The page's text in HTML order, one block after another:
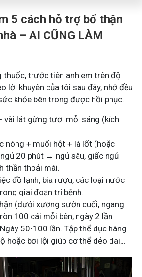
5 cách hỗ trợ bổ thận
– AI CŨNG LÀM
thuốc, trước tiên anh em trên độ
lời khuyên của tôi sau đây, nhớ đều
khỏe bên trong được hồi phục.
vài lát gừng tươi mỗi sáng (kích
nóng + muối hột + lá lốt (hoặc
20 phút → ngủ sâu, giấc ngủ
thần thoải mái.
đồ lạnh, bia rượu, các loại nước
giai đoạn trị bệnh.
(dưới xương sườn cuối, ngang
100 cái mỗi bên, ngày 2 lần
Ngày 50-100 lần. Tập thể dục hàng
hoặc bơi lội giúp cơ thể dẻo dai,…